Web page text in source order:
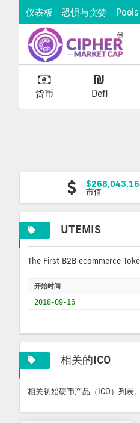
仪表板 恐惧与贪婪 Pools
货币 Defi
市值
UTEMIS
The First B2B ecommerce
开始时间
2018-09-16
相关的ICO
相关初始硬币产品（ICO）列表